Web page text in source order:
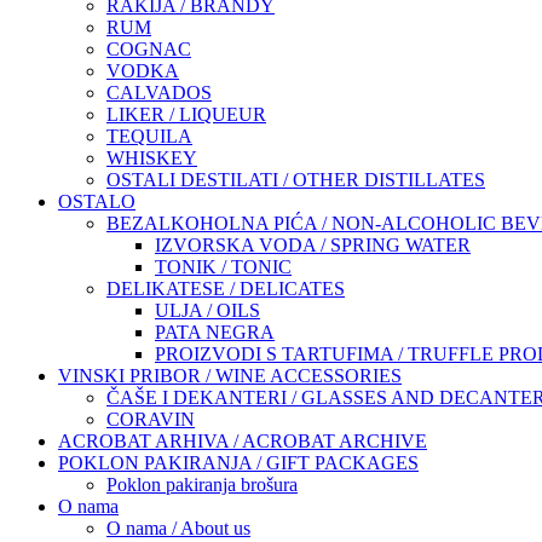
RAKIJA / BRANDY
RUM
COGNAC
VODKA
CALVADOS
LIKER / LIQUEUR
TEQUILA
WHISKEY
OSTALI DESTILATI / OTHER DISTILLATES
OSTALO
BEZALKOHOLNA PIĆA / NON-ALCOHOLIC
IZVORSKA VODA / SPRING WATER
TONIK / TONIC
DELIKATESE / DELICATES
ULJA / OILS
PATA NEGRA
PROIZVODI S TARTUFIMA / TRUFFLE
VINSKI PRIBOR / WINE ACCESSORIES
ČAŠE I DEKANTERI / GLASSES AND
CORAVIN
ACROBAT ARHIVA / ACROBAT ARCHIVE
POKLON PAKIRANJA / GIFT PACKAGES
Poklon pakiranja brošura
O nama
O nama / About us